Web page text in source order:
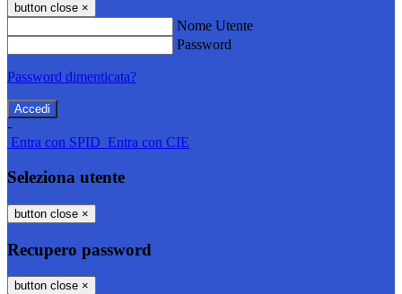
button close ×
Nome Utente
Password
Password dimenticata?
-
Entra con SPID Entra con CIE
Seleziona utente
button close ×
Recupero password
button close ×